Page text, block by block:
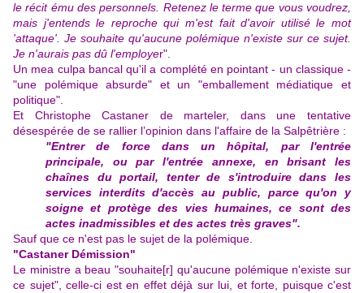
le récit ému des personnels. Retenez le terme que vous voudrez,
mais j'entends le reproche qui m'est fait d'avoir utilisé le mot
'attaque'. Je souhaite qu'aucune polémique n'existe sur ce sujet.
Je n'aurais pas dû l'employer".
Un mea culpa bancal qu'il a complété en pointant - un classique -
"une polémique absurde" et un "emballement médiatique et
politique".
Et Christophe Castaner de marteler, dans une tentative
désespérée de se rallier l’opinion dans l'affaire de la Salpêtrière :
"Entrer de force dans un hôpital, par l'entrée
principale, ou par l'entrée annexe, en brisant les
chaînes du portail, tenter de s'introduire dans les
services interdits d'accès au public, parce qu'on y
soigne et protège des vies humaines, ce sont des
actes inadmissibles et des actes très graves".
Sauf que ce n'est pas le sujet de la polémique.
"Castaner Démission"
Le ministre a beau "souhaite[r] qu'aucune polémique n'existe sur
ce sujet", celle-ci est en effet déjà sur lui, et forte, puisque c'est